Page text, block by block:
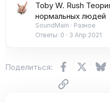
Toby W. Rush
нормальных людей
SoundMain
Разное
Ответы 0 3 Апр 2021
Поделиться: Facebook
X
Ссылка